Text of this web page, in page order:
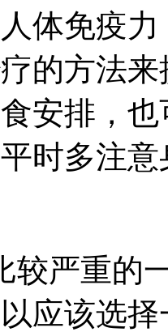
体免疫
的方法
安排，
时多注
较严重的
应该选